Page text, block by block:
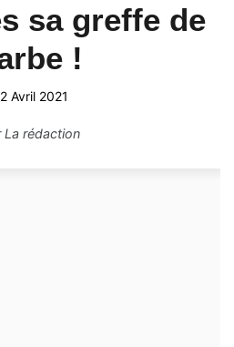
sa greffe de
!
Avril 2021
La rédaction